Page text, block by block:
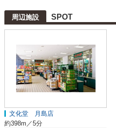
周辺施設 SPOT
文化堂 月島店
約398m／5分